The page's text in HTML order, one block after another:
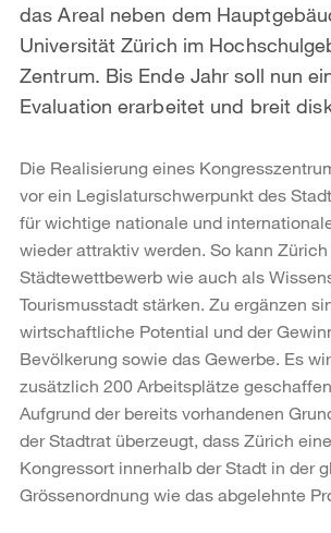
das Areal neben dem
Universität Zürich im
Zentrum. Bis Ende Jahr soll nun
Evaluation erarbeitet und breit
Die Realisierung eines
vor ein Legislaturschwerpunkt des
für wichtige nationale und
wieder attraktiv werden. So kann
Städtewettbewerb wie auch als
Tourismusstadt stärken. Zu ergänzen
wirtschaftliche Potential und der
Bevölkerung sowie das Gewerbe. Es
zusätzlich 200 Arbeitsplätze
Aufgrund der bereits vorhandenen
der Stadtrat überzeugt, dass Zürich
Kongressort innerhalb der Stadt in der
Grössenordnung wie das abgelehnte